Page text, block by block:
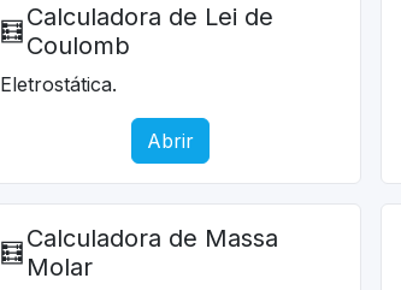
🧮 Calculadora de Lei de
Coulomb
Eletrostática.
Abrir
🧮 Calculadora de Massa
Molar